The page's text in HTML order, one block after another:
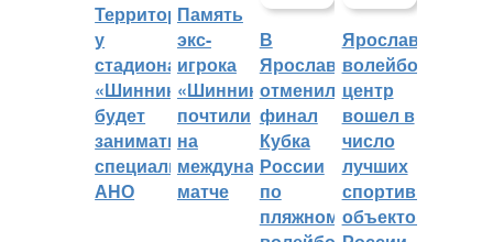
Территорией
у
стадиона
«Шинник»
будет
заниматься
специальное
АНО
Память
экс-
игрока
«Шинника»
почтили
на
международном
матче
В
Ярославле
отменили
финал
Кубка
России
по
пляжному
Ярославский
волейбольный
центр
вошел в
число
лучших
спортивных
объектов